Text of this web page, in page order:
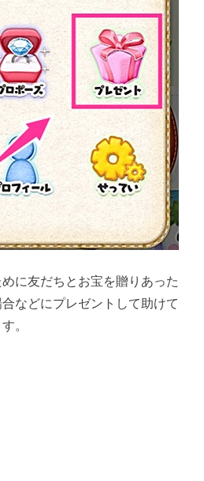
に友だちとお宝を贈りあった
などにプレゼントして助けて
。